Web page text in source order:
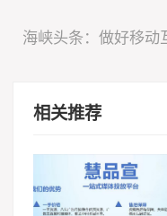
海峡头条：做好移动
相关推荐